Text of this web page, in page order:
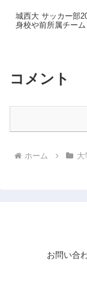
城西大 サッカー部
身校や前所属チー
コメント
ホーム 大
お問い合